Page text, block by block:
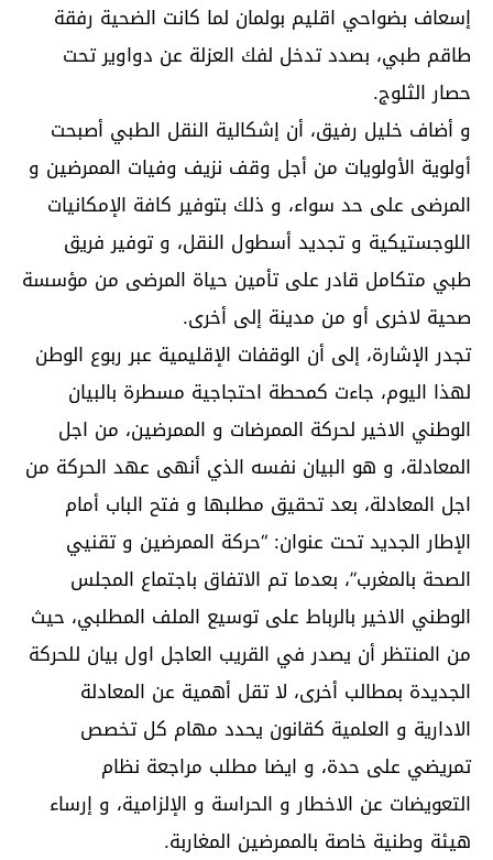
إسعاف بضواحي اقليم بولمان لما كانت الضحية رفقة
طاقم طبي، بصدد تدخل لفك العزلة عن دواوير تحت
حصار الثلوج.
و أضاف خليل رفيق، أن إشكالية النقل الطبي أصبحت
أولوية الأولويات من أجل وقف نزيف وفيات الممرضين و
المرضى على حد سواء، و ذلك بتوفير كافة الإمكانيات
اللوجستيكية و تجديد أسطول النقل، و توفير فريق
طبي متكامل قادر على تأمين حياة المرضى من مؤسسة
صحية لاخرى أو من مدينة إلى أخرى.
تجدر الإشارة، إلى أن الوقفات الإقليمية عبر ربوع الوطن
لهذا اليوم، جاءت كمحطة احتجاجية مسطرة بالبيان
الوطني الاخير لحركة الممرضات و الممرضين، من اجل
المعادلة، و هو البيان نفسه الذي أنهى عهد الحركة من
اجل المعادلة، بعد تحقيق مطلبها و فتح الباب أمام
الإطار الجديد تحت عنوان: “حركة الممرضين و تقنيي
الصحة بالمغرب”، بعدما تم الاتفاق باجتماع المجلس
الوطني الاخير بالرباط على توسيع الملف المطلبي، حيث
من المنتظر أن يصدر في القريب العاجل اول بيان للحركة
الجديدة بمطالب أخرى، لا تقل أهمية عن المعادلة
الادارية و العلمية كقانون يحدد مهام كل تخصص
تمريضي على حدة، و ايضا مطلب مراجعة نظام
التعويضات عن الاخطار و الحراسة و الإلزامية، و إرساء
هيئة وطنية خاصة بالممرضين المغاربة.